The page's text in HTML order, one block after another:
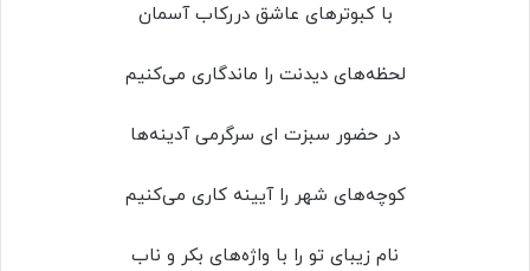
با کبوتر‌های عاشق دررکاب آسمان
لحظه‌های دیدنت را ماندگاری می‌کنیم
در حضور سبزت ای سرگرمی آدینه‌ها
کوچه‌های شهر را آیینه کاری می‌کنیم
نام زیبای تو را با واژه‌های بکر و ناب